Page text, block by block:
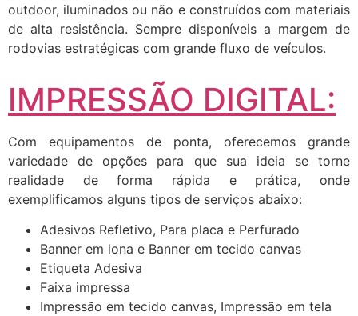
outdoor, iluminados ou não e construídos com materiais
de alta resistência. Sempre disponíveis a margem de
rodovias estratégicas com grande fluxo de veículos.
IMPRESSÃO DIGITAL:
Com equipamentos de ponta, oferecemos grande
variedade de opções para que sua ideia se torne
realidade de forma rápida e prática, onde
exemplificamos alguns tipos de serviços abaixo:
Adesivos Refletivo, Para placa e Perfurado
Banner em lona e Banner em tecido canvas
Etiqueta Adesiva
Faixa impressa
Impressão em tecido canvas, Impressão em tela